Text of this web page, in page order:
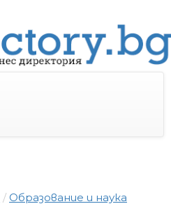
Образование и наука